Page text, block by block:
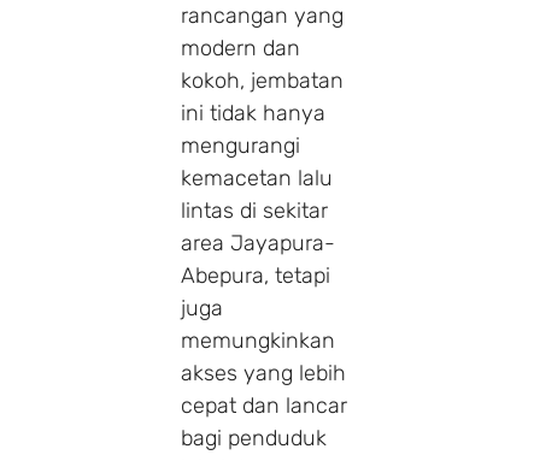
rancangan yang
modern dan
kokoh, jembatan
ini tidak hanya
mengurangi
kemacetan lalu
lintas di sekitar
area Jayapura-
Abepura, tetapi
juga
memungkinkan
akses yang lebih
cepat dan lancar
bagi penduduk